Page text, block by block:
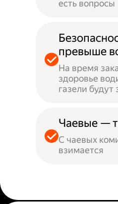
есть вопросы
превыше
На время
здоровье
газели будут
Чаевые —
С чаевых
взимается